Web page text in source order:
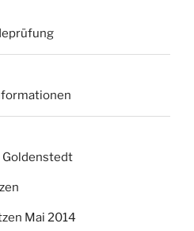
Goldenstedt
Mai 2014